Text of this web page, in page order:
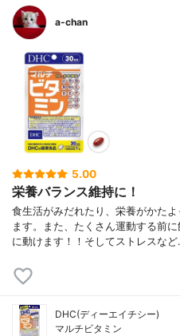
a-chan
5.00
栄養バランス維持に！
食生活がみだれたり、栄養がかた
ます。また、たくさん運動する前
に動けます！！そしてストレスな
DHC(ディーエイチシー)
マルチビタミン